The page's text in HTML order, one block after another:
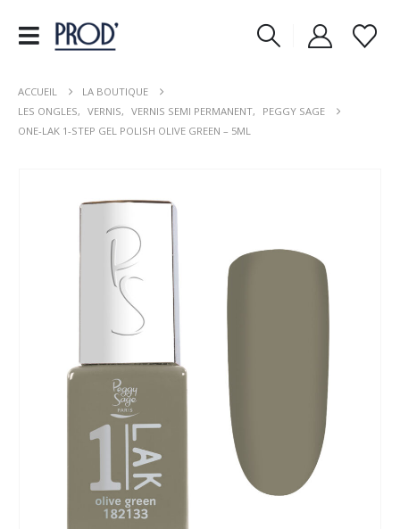
ACCUEIL
LA BOUTIQUE
LES ONGLES, VERNIS, VERNIS SEMI PERMANENT,
PEGGY SAGE
ONE-LAK 1-STEP GEL POLISH OLIVE GREEN – 5ML